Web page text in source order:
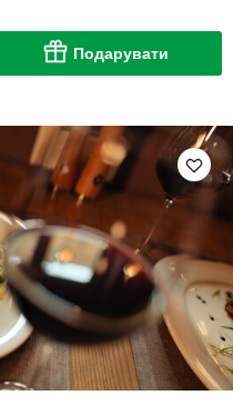
Подарувати